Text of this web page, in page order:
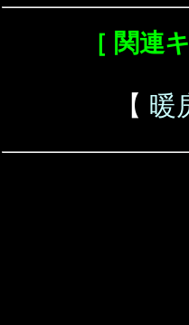
［ 関連
【 暖